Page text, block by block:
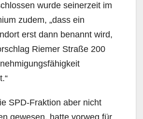
wurde seinerzeit im
zudem, „dass ein
erst dann benannt wird,
Riemer Straße 200
SPD-Fraktion aber nicht